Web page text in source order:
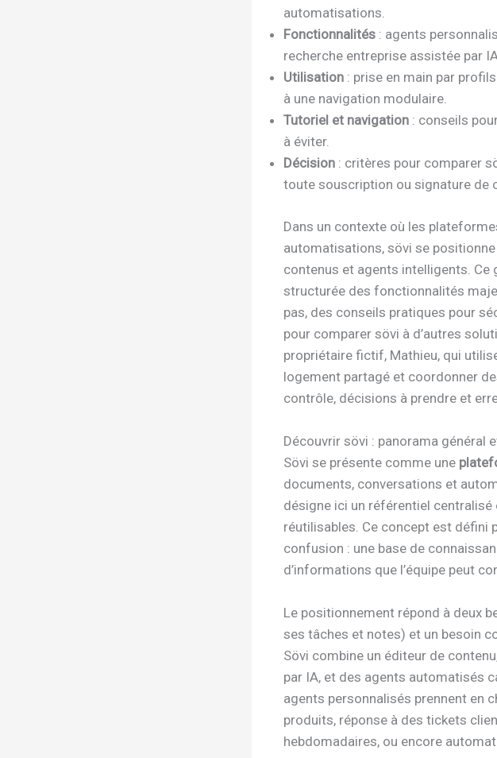
automatisations.
Fonctionnalités : agents
recherche entreprise assistée par
Utilisation : prise en main par
à une navigation modulaire.
Tutoriel et navigation : conseils
à éviter.
Décision : critères pour comparer
toute souscription ou signature de
Dans un contexte où les
automatisations, sövi se
contenus et agents intelligents.
structurée des fonctionnalités
pas, des conseils pratiques pour
pour comparer sövi à d’autres
propriétaire fictif, Mathieu, qui
logement partagé et coordonner
contrôle, décisions à prendre et
Découvrir sövi : panorama
Sövi se présente comme une
documents, conversations et
désigne ici un référentiel
réutilisables. Ce concept est défini
confusion : une base de
d’informations que l’équipe peut
Le positionnement répond à deux
ses tâches et notes) et un besoin
Sövi combine un éditeur de
par IA, et des agents automatisés
agents personnalisés prennent en
produits, réponse à des tickets
hebdomadaires, ou encore